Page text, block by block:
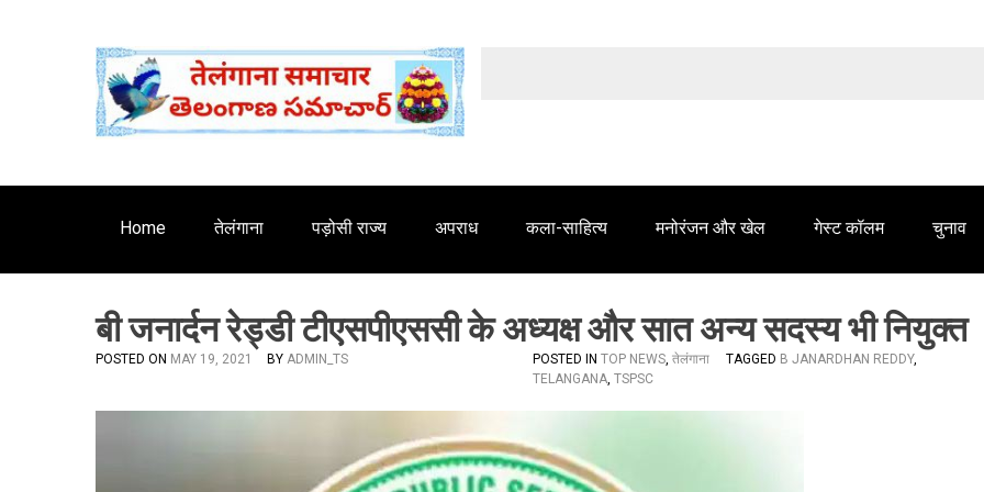
e
Home तेलंगाना पड़ोसी राज्य अपराध कला-साहित्य मनोरंजन और खेल गेस्ट कॉलम चुनाव
बी जनार्दन रेड्डी टीएसपीएससी के अध्यक्ष और सात अन्य सदस्य भी नियुक्त
POSTED ON MAY 19, 2021 BY ADMIN_TS POSTED IN TOP NEWS, तेलंगाना TAGGED B JANARDHAN REDDY,
TELANGANA, TSPSC